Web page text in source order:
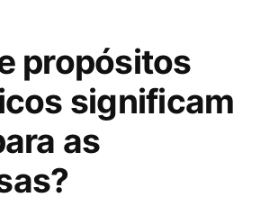
propósitos
significam
as